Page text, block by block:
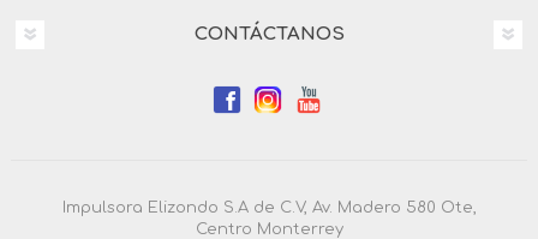
CONTÁCTANOS
Impulsora Elizondo S.A de C.V, Av. Madero 580 Ote,
Centro Monterrey